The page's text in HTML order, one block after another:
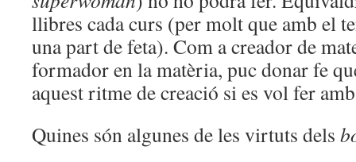
llibres cada curs (per molt que amb el
una part de feta). Com a creador de
formador en la matèria, puc donar fe
aquest ritme de creació si es vol fer
Quines són algunes de les virtuts dels